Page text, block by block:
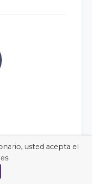
y
usted acepta el